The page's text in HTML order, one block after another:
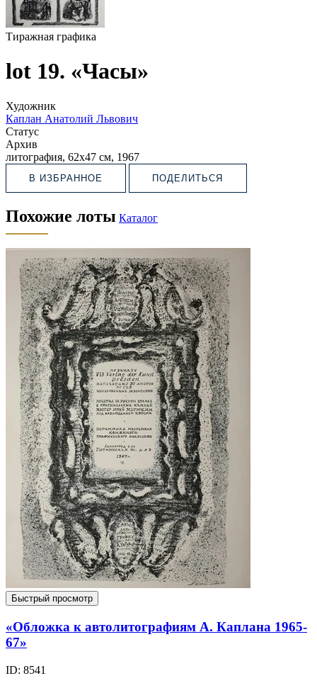
Тиражная графика
lot 19. «Часы»
Художник
Каплан Анатолий Львович
Статус
Архив
литография, 62х47 см, 1967
В ИЗБРАННОЕ ПОДЕЛИТЬСЯ
Похожие лоты Каталог
Быстрый просмотр
«Обложка к автолитографиям А. Каплана 1965-
67»
ID: 8541